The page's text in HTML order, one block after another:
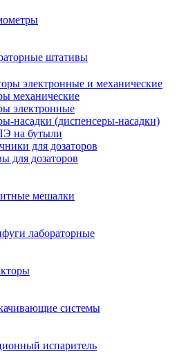
штативы
электронные и механические
механические
электронные
насадки (диспенсеры-насадки)
на бутыли
для дозаторов
для дозаторов
мешалки
лабораторные
системы
испаритель